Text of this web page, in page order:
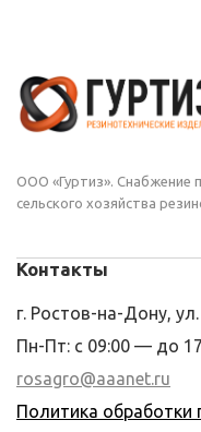
ООО «Гуртиз». Снабжение
сельского хозяйства
Контакты
г. Ростов-на-Дону,
Пн-Пт: с 09:00 — до
rosagro@aaanet.ru
Политика обработки